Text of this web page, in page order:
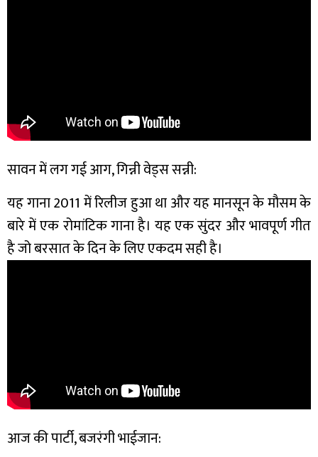
सावन में लग गई आग, गिन्नी वेड्स सन्नी:
यह गाना 2011 में रिलीज हुआ था और यह मानसून के मौसम के
बारे में एक रोमांटिक गाना है। यह एक सुंदर और भावपूर्ण गीत
है जो बरसात के दिन के लिए एकदम सही है।
आज की पार्टी, बजरंगी भाईजान: